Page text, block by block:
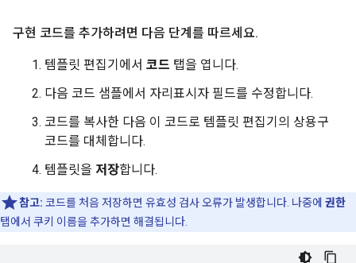
구현 코드를 추가하려면 다음 단계를 따르세요.
템플릿 편집기에서 코드 탭을 엽니다.
다음 코드 샘플에서 자리표시자 필드를 수정합니다.
코드를 복사한 다음 이 코드로 템플릿 편집기의 상용구
코드를 대체합니다.
템플릿을 저장합니다.
참고: 코드를 처음 저장하면 유효성 검사 오류가 발생합니다. 나중에 권한
탭에서 쿠키 이름을 추가하면 해결됩니다.